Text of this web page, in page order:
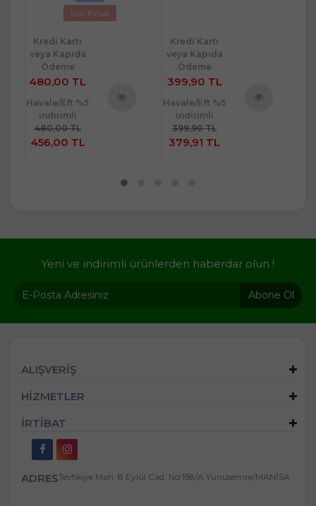
Son Fırsat
Kredi Kartı
veya Kapıda
Ödeme
480,00 TL
Havale/Eft %5
indirimli
480,00 TL
456,00 TL
Kredi Kartı
veya Kapıda
Ödeme
399,90 TL
Havale/Eft %5
indirimli
399,90 TL
379,91 TL
Yeni ve indirimli ürünlerden haberdar olun !
Abone Ol
ALIŞVERİŞ
HİZMETLER
İRTİBAT
ADRESTevfikiye Mah. 8 Eylül Cad. No:158/A Yunusemre/MANİSA